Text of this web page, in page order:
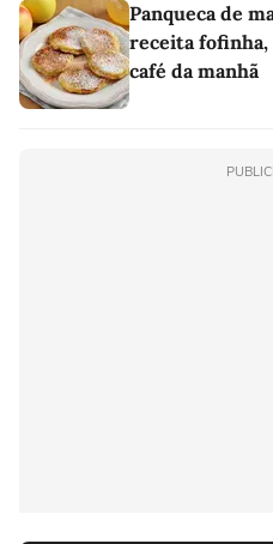
Panqueca de
receita
café da manhã